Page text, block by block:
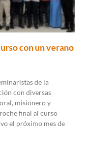
con un verano
de la
con diversas
misionero y
final al curso
el próximo mes de